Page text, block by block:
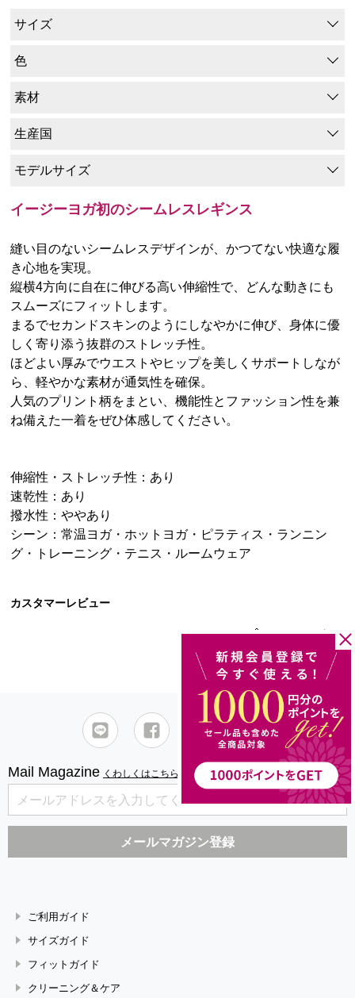
サイズ
色
素材
生産国
モデルサイズ
イージーヨガ初のシームレスレギンス
縫い目のないシームレスデザインが、かつてない快適な履
き心地を実現。
縦横4方向に自在に伸びる高い伸縮性で、どんな動きにも
スムーズにフィットします。
まるでセカンドスキンのようにしなやかに伸び、身体に優
しく寄り添う抜群のストレッチ性。
ほどよい厚みでウエストやヒップを美しくサポートしなが
ら、軽やかな素材が通気性を確保。
人気のプリント柄をまとい、機能性とファッション性を兼
ね備えた一着をぜひ体感してください。
伸縮性・ストレッチ性：あり
速乾性：あり
撥水性：ややあり
シーン：常温ヨガ・ホットヨガ・ピラティス・ランニン
グ・トレーニング・テニス・ルームウェア
カスタマーレビュー
レビューを書く
Mail Magazine くわしくはこちら
ご利用ガイド
サイズガイド
フィットガイド
クリーニング＆ケア